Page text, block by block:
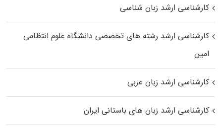
کارشناسی ارشد زبان شناسی
کارشناسی ارشد رﺷﺘﻪ ﻫﺎی تخصصی داﻧﺸﮕﺎه ﻋﻠﻮم انتظامی
اﻣﻴﻦ
کارشناسی ارشد زبان عربی
کارشناسی ارشد زبان‌ های باستانی ایران